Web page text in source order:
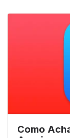
Como